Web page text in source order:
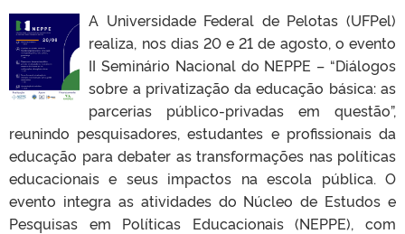
A Universidade Federal de Pelotas (UFPel)
realiza, nos dias 20 e 21 de agosto, o evento
II Seminário Nacional do NEPPE – “Diálogos
sobre a privatização da educação básica: as
parcerias público-privadas em questão”,
reunindo pesquisadores, estudantes e profissionais da
educação para debater as transformações nas políticas
educacionais e seus impactos na escola pública. O
evento integra as atividades do Núcleo de Estudos e
Pesquisas em Políticas Educacionais (NEPPE), com